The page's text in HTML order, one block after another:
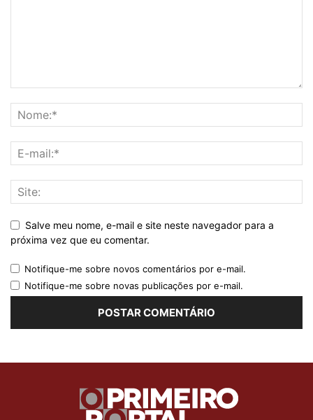
Salve meu nome, e-mail e site neste navegador para a
próxima vez que eu comentar.
Notifique-me sobre novos comentários por e-mail.
Notifique-me sobre novas publicações por e-mail.